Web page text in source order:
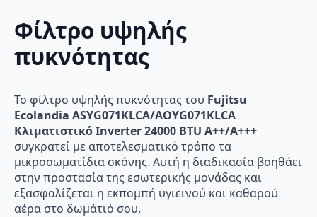
Φίλτρο υψηλής
πυκνότητας
Το φίλτρο υψηλής πυκνότητας του Fujitsu
Ecolandia ASYG071KLCA/AOYG071KLCA
Κλιματιστικό Inverter 24000 BTU A++/A+++
συγκρατεί με αποτελεσματικό τρόπο τα
μικροσωματίδια σκόνης. Αυτή η διαδικασία βοηθάει
στην προστασία της εσωτερικής μονάδας και
εξασφαλίζεται η εκπομπή υγιεινού και καθαρού
αέρα στο δωμάτιό σου.